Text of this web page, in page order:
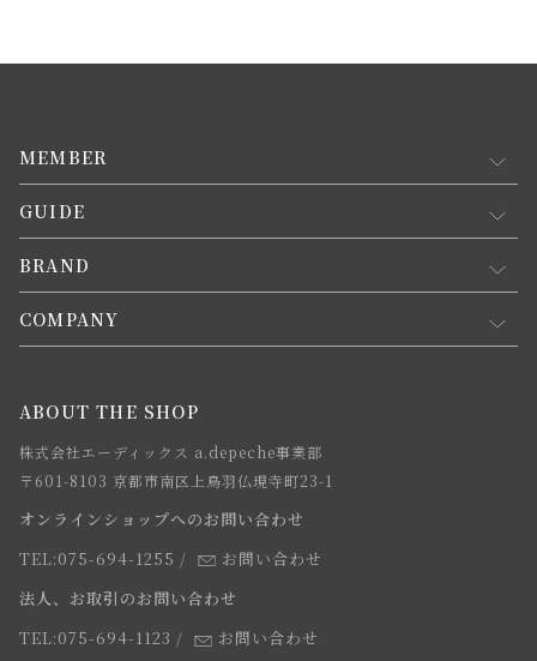
MEMBER
マイページ
新規会員登録
会員規約について
GUIDE
お買い物ガイド
会員登録について
お支払方法について
お届けについて
よくあるご質問
BRAND
コンセプト
webカタログ
COMPANY
求人情報
法人のお客様
スタッフ
ABOUT THE SHOP
株式会社エーディックス a.depeche事業部
〒601-8103 京都市南区上鳥羽仏現寺町23-1
オンラインショップへのお問い合わせ
TEL:075-694-1255 /
お問い合わせ
法人、お取引のお問い合わせ
TEL:075-694-1123 / お問い合わせ